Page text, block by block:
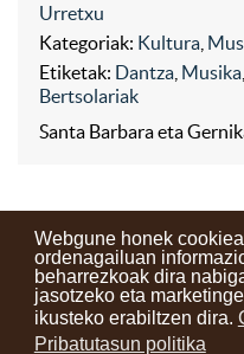
Webgune honek
ordenagailuan
beharrezkoak dira
jasotzeko eta
ikusteko erabiltzen dira.
Pribatutasun politika
Urretxu
Kategoriak: Kultura
Etiketak: Dantza Musika
Bertsolariak
Santa Barbara eta
Kontaktuak Erabilera